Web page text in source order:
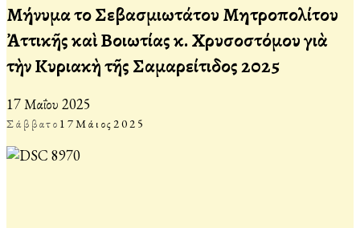
Μήνυμα τοῦ Σεβασμιωτάτου Μητροπολίτου
Ἀττικῆς καὶ Βοιωτίας κ. Χρυσοστόμου γιὰ
τὴν Κυριακὴ τῆς Σαμαρείτιδος 2025
17 Μαΐου 2025
Σάββατο 17Μάιος2025